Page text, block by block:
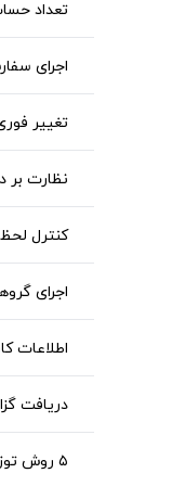
تعداد
اجرای
تغییر
نظارت
کنترل
اجرای
اطلاعات
دریافت
۵ روش توزیع حجم برای سفارش‌ های جدید